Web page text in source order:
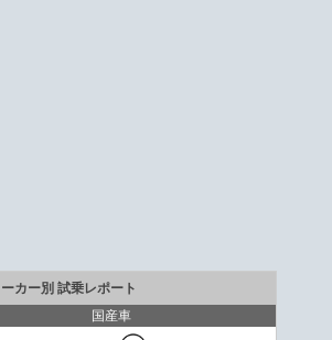
カー別 試乗レポート
国産車